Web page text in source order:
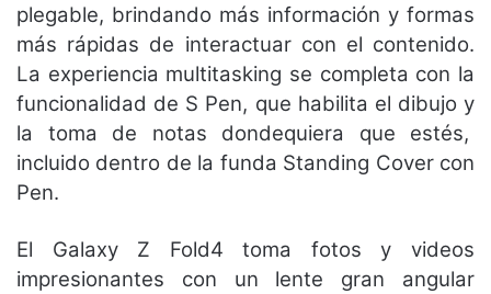
plegable, brindando más información y formas
más rápidas de interactuar con el contenido.
La experiencia multitasking se completa con la
funcionalidad de S Pen, que habilita el dibujo y
la toma de notas dondequiera que estés,
incluido dentro de la funda Standing Cover con
Pen.
El Galaxy Z Fold4 toma fotos y videos
impresionantes con un lente gran angular